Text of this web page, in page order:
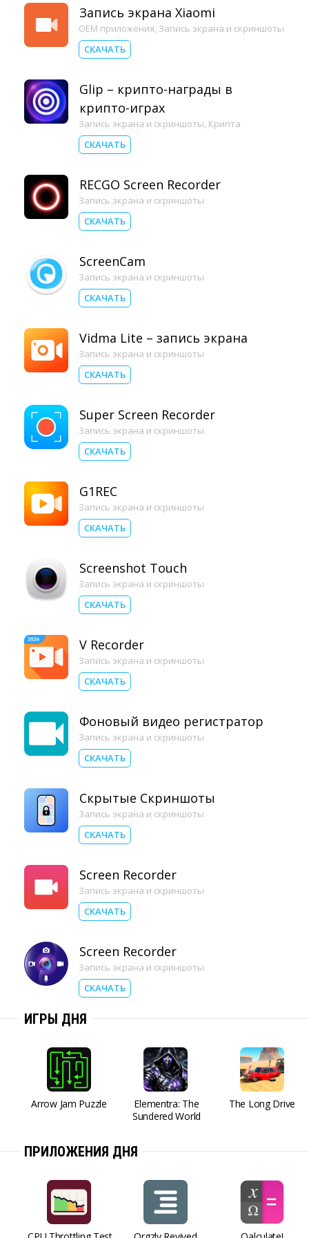
Запись экрана Xiaomi
OEM приложения, Запись экрана и скриншоты
СКАЧАТЬ
Glip – крипто-награды в
крипто-играх
Запись экрана и скриншоты, Крипта
СКАЧАТЬ
RECGO Screen Recorder
Запись экрана и скриншоты
СКАЧАТЬ
ScreenCam
Запись экрана и скриншоты
СКАЧАТЬ
Vidma Lite – запись экрана
Запись экрана и скриншоты
СКАЧАТЬ
Super Screen Recorder
Запись экрана и скриншоты
СКАЧАТЬ
G1REC
Запись экрана и скриншоты
СКАЧАТЬ
Screenshot Touch
Запись экрана и скриншоты
СКАЧАТЬ
V Recorder
Запись экрана и скриншоты
СКАЧАТЬ
Фоновый видео регистратор
Запись экрана и скриншоты
СКАЧАТЬ
Скрытые Скриншоты
Запись экрана и скриншоты
СКАЧАТЬ
Screen Recorder
Запись экрана и скриншоты
СКАЧАТЬ
Screen Recorder
Запись экрана и скриншоты
СКАЧАТЬ
ИГРЫ ДНЯ
Arrow Jam Puzzle
Elementra: The
Sundered World
The Long Drive
ПРИЛОЖЕНИЯ ДНЯ